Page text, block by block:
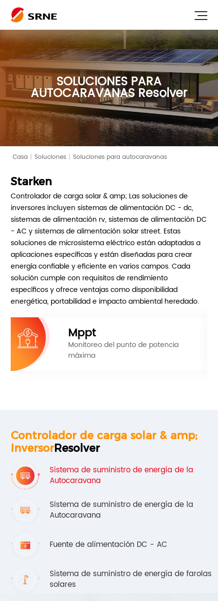
SOLUCIONES PARA
AUTOCARAVANAS Resolver
Casa | Soluciones | Soluciones para autocaravanas
Starken
Controlador de carga solar & amp; Las soluciones de
inversores incluyen sistemas de alimentación DC - dc,
sistemas de alimentación rv, sistemas de alimentación DC
- AC y sistemas de alimentación solar street. Estas
soluciones de microsistema eléctrico están adaptadas a
aplicaciones específicas y están diseñadas para crear
energía confiable y eficiente en varios campos. Cada
solución cumple con requisitos de rendimiento
específicos y ofrece ventajas como disponibilidad
energética, portabilidad e impacto ambiental heredado.
Mppt
Monitoreo del punto de potencia
máxima
Controlador de carga solar & amp;
InversorResolver
Sistema de suministro de energía de la
Autocaravana
Sistema de suministro de energía de la
Autocaravana
Fuente de alimentación DC - AC
Sistema de suministro de energía de farolas
solares